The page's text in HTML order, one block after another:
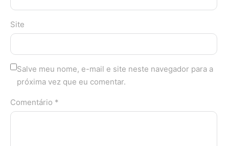
Site
Salve meu nome, e-mail e site neste navegador para a
próxima vez que eu comentar.
Comentário *